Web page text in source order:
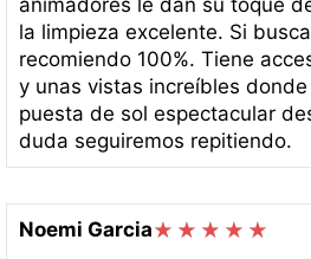
animadores le dan su toque
la limpieza excelente. Si
recomiendo 100%. Tiene
y unas vistas increíbles
puesta de sol espectacular
duda seguiremos repitiendo.
Noemi Garcia